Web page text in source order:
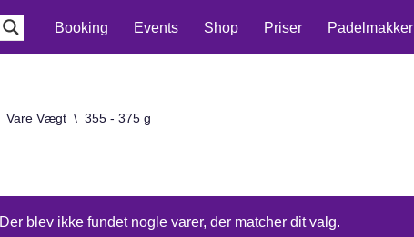
Booking Events Shop Priser Padelmakker
Vare Vægt \ 355 - 375 g
Der blev ikke fundet nogle varer, der matcher dit valg.